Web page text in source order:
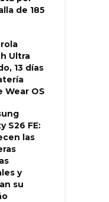
de 185
Ultra
13 días
Wear OS
S26 FE:
las
y
su